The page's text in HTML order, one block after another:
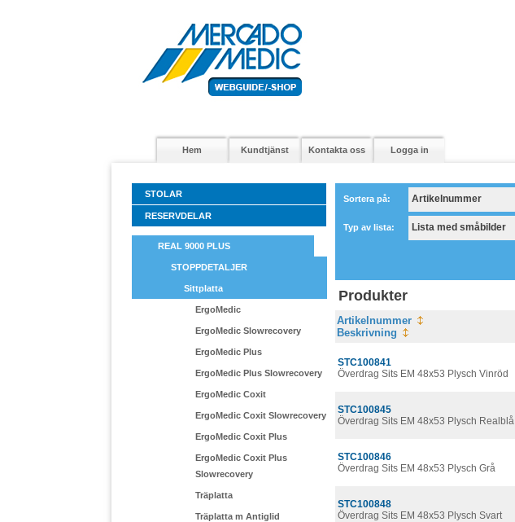
Hem Kundtjänst Kontakta oss Logga in
STOLAR
RESERVDELAR
REAL 9000 PLUS
STOPPDETALJER
Sittplatta
ErgoMedic
ErgoMedic Slowrecovery
ErgoMedic Plus
ErgoMedic Plus Slowrecovery
ErgoMedic Coxit
ErgoMedic Coxit Slowrecovery
ErgoMedic Coxit Plus
ErgoMedic Coxit Plus
Slowrecovery
Träplatta
Träplatta m Antiglid
Sortera på: Artikelnummer
Typ av lista: Lista med småbilder
Produkter
Artikelnummer
Beskrivning
STC100841
Överdrag Sits EM 48x53 Plysch Vinröd
STC100845
Överdrag Sits EM 48x53 Plysch Realblå
STC100846
Överdrag Sits EM 48x53 Plysch Grå
STC100848
Överdrag Sits EM 48x53 Plysch Svart